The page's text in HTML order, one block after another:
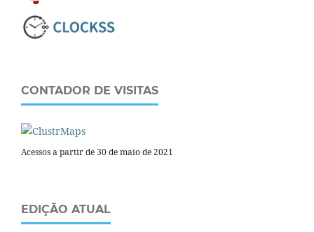
CONTADOR DE VISITAS
Acessos a partir de 30 de maio de 2021
EDIÇÃO ATUAL